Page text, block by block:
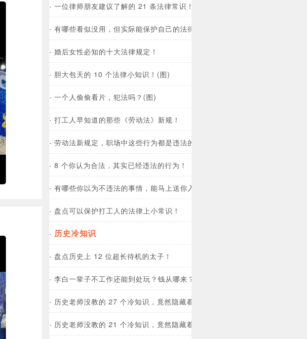
· 一位律师朋友建议了解的 21 条法律常识！
· 有哪些看似没用，但实际能保护自己的法律常识？
· 婚后女性必知的十大法律规定！
· 胆大包天的 10 个法律小知识！(图)
· 一个人偷偷看片，犯法吗？(图)
· 打工人早知道的那些《劳动法》新规！
· 劳动法新规定，职场中这些行为都是违法的！
· 8 个你认为合法，其实已经违法的行为！
· 有哪些你以为不违法的事情，能马上送你入狱？！
· 盘点可以保护打工人的法律上小常识！
· 历史冷知识
· 盘点历史上 12 位超长待机的太子！
· 李白一辈子不工作还能到处玩？钱从哪来？
· 历史老师没教的 27 个冷知识，竟然隐藏着这些奇葩真相！(中国篇)
· 历史老师没教的 21 个冷知识，竟然隐藏着这些奇葩真相！(外国篇)